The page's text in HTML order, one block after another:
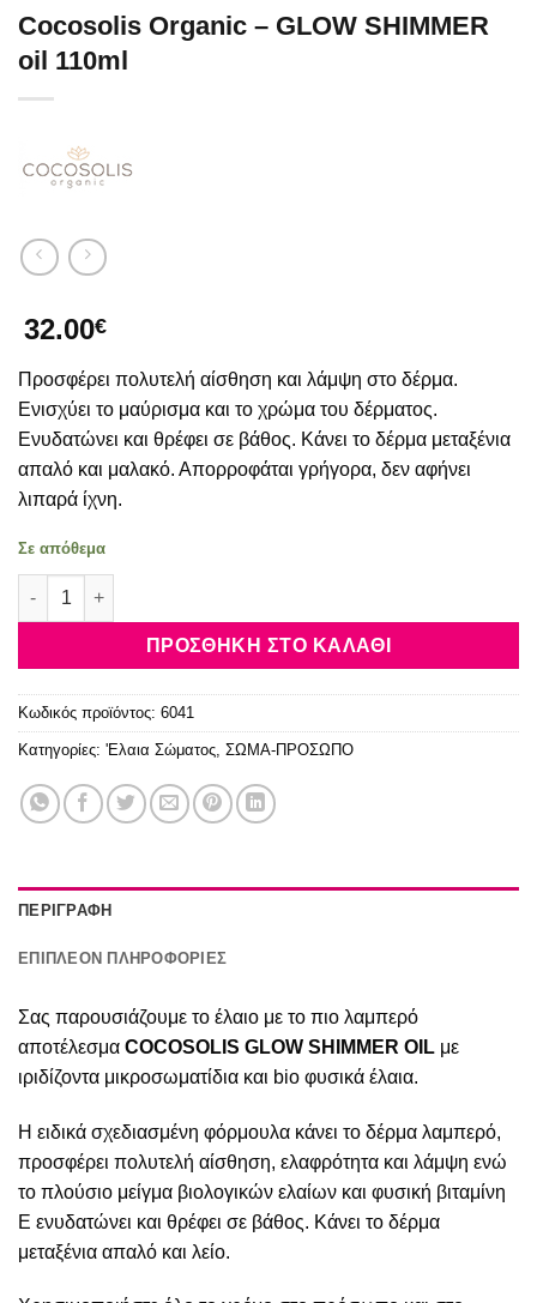
Cocosolis Organic – GLOW SHIMMER
oil 110ml
32.00€
Προσφέρει πολυτελή αίσθηση και λάμψη στο δέρμα.
Ενισχύει το μαύρισμα και το χρώμα του δέρματος.
Ενυδατώνει και θρέφει σε βάθος. Κάνει το δέρμα μεταξένια
απαλό και μαλακό. Απορροφάται γρήγορα, δεν αφήνει
λιπαρά ίχνη.
Σε απόθεμα
Cocosolis Organic – GLOW SHIMMER oil 110ml ποσότητα
ΠΡΟΣΘΉΚΗ ΣΤΟ ΚΑΛΆΘΙ
Κωδικός προϊόντος: 6041
Κατηγορίες: 'Ελαια Σώματος ΣΩΜΑ-ΠΡΟΣΩΠΟ
ΠΕΡΙΓΡΑΦΉ
ΕΠΙΠΛΈΟΝ ΠΛΗΡΟΦΟΡΊΕΣ
Σας παρουσιάζουμε το έλαιο με το πιο λαμπερό
αποτέλεσμα COCOSOLIS GLOW SHIMMER OIL με
ιριδίζοντα μικροσωματίδια και bio φυσικά έλαια.
Η ειδικά σχεδιασμένη φόρμουλα κάνει το δέρμα λαμπερό,
προσφέρει πολυτελή αίσθηση, ελαφρότητα και λάμψη ενώ
το πλούσιο μείγμα βιολογικών ελαίων και φυσική βιταμίνη
Ε ενυδατώνει και θρέφει σε βάθος. Κάνει το δέρμα
μεταξένια απαλό και λείο.